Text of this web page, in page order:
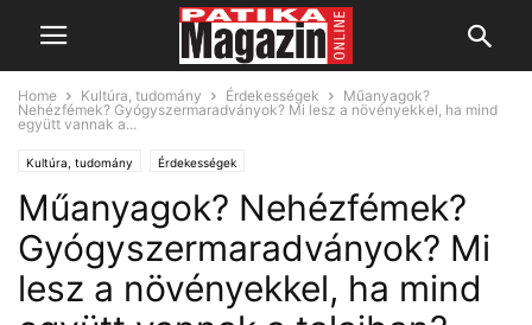
Home Kultúra, tudomány Érdekességek
Műanyagok?
Nehézfémek? Gyógyszermaradványok? Mi lesz a növényekkel, ha mind
együtt vannak a...
Kultúra, tudomány Érdekességek
Műanyagok? Nehézfémek?
Gyógyszermaradványok? Mi
lesz a növényekkel, ha mind